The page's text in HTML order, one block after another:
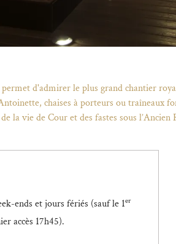
d'admirer le plus grand chantier
chaises à porteurs ou traîneaux
la vie de Cour et des fastes sous
ends et jours fériés (sauf le 1er
accès 17h45).